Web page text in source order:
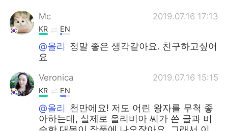
Mc 2019.07.16 17:13
KR EN
@올리 정말 좋은 생각같아요. 친구하고싶어
요
Veronica 2019.07.16 15:15
KR EN
@올리 천만에요! 저도 어린 왕자를 무척 좋
아하는데, 실제로 올리비아 씨가 쓴 글과 비